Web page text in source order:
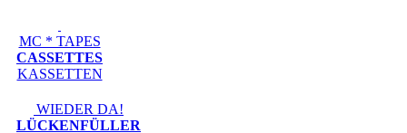
MC * TAPES
CASSETTES
KASSETTEN
WIEDER DA!
LÜCKENFÜLLER